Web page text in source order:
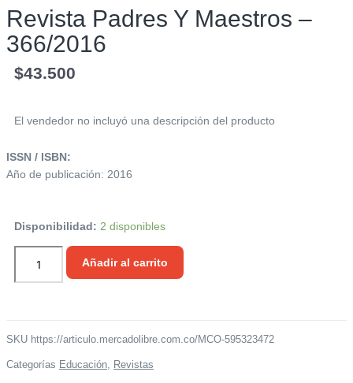
Revista Padres Y Maestros –
366/2016
$43.500
El vendedor no incluyó una descripción del producto
ISSN / ISBN:
Año de publicación: 2016
Disponibilidad: 2 disponibles
Padres
366/2016
cantidad
Añadir al carrito
SKU https://articulo.mercadolibre.com.co/MCO-595323472
Categorías Educación Revistas